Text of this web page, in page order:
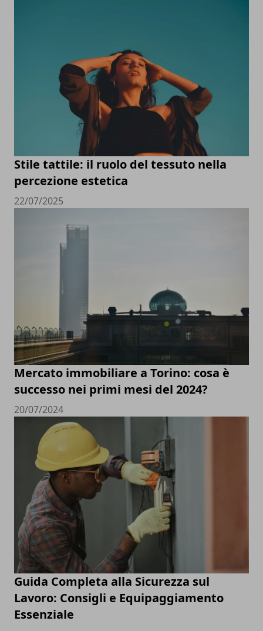
Stile tattile: il ruolo del tessuto nella
percezione estetica
22/07/2025
Mercato immobiliare a Torino: cosa è
successo nei primi mesi del 2024?
20/07/2024
Guida Completa alla Sicurezza sul
Lavoro: Consigli e Equipaggiamento
Essenziale